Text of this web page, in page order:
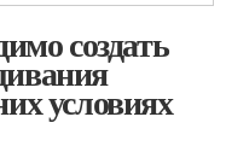
создать
условиях